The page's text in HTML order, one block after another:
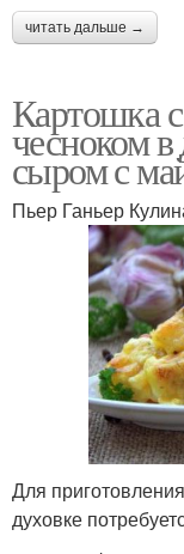
читать дальше →
Картошка
чесноком
сыром с
Пьер Ганьер
Для
духовке